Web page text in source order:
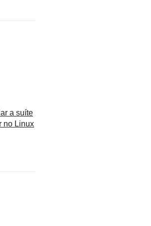
a suíte
no Linux